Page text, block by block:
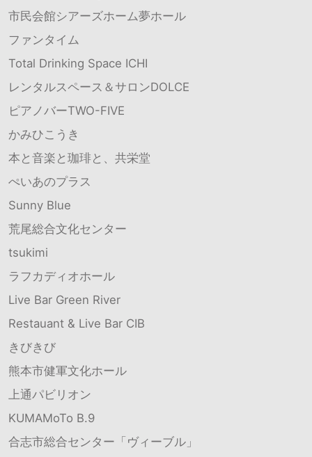
市民会館シアーズホーム夢ホール
ファンタイム
Total Drinking Space ICHI
レンタルスペース＆サロンDOLCE
ピアノバーTWO-FIVE
かみひこうき
本と音楽と珈琲と、共栄堂
ぺいあのプラス
Sunny Blue
荒尾総合文化センター
tsukimi
ラフカディオホール
Live Bar Green River
Restauant & Live Bar CIB
きびきび
熊本市健軍文化ホール
上通パビリオン
KUMAMoTo B.9
合志市総合センター「ヴィーブル」